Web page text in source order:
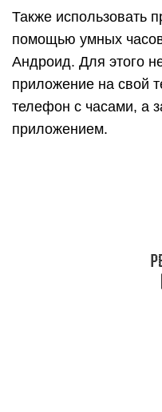
Также использовать
помощью умных
Андроид. Для этого
приложение на свой
телефон с часами, а
приложением.